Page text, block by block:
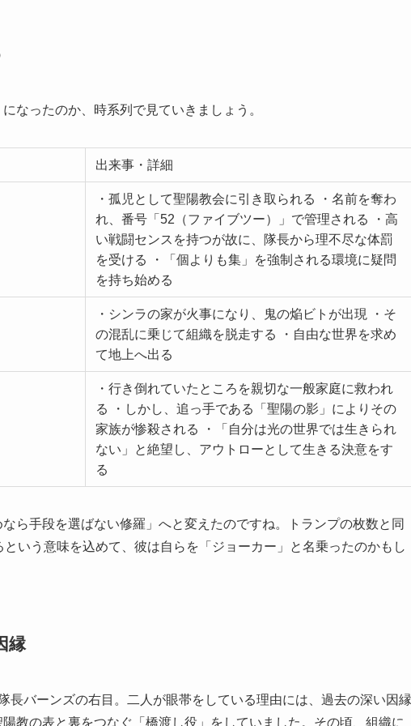
なったのか、時系列で見ていきましょう。
出来事・詳細
・孤児として聖陽教会に引き取られる ・名前を奪わ
れ、番号「52（ファイブツー）」で管理される ・高
い戦闘センスを持つが故に、隊長から理不尽な体罰
を受ける ・「個よりも集」を強制される環境に疑問
を持ち始める
・シンラの家が火事になり、鬼の焔ビトが出現 ・そ
の混乱に乗じて組織を脱走する ・自由な世界を求め
て地上へ出る
・行き倒れていたところを親切な一般家庭に救われ
る ・しかし、追っ手である「聖陽の影」によりその
家族が惨殺される ・「自分は光の世界では生きられ
ない」と絶望し、アウトローとして生きる決意をす
る
ら手段を選ばない修羅」へと変えたのですね。トランプの枚数と同
いう意味を込めて、彼は自らを「ジョーカー」と名乗ったのかもし
縁
長バーンズの右目。二人が眼帯をしている理由には、過去の深い因縁
教の表と裏をつなぐ「橋渡し役」をしていました。その頃、組織に